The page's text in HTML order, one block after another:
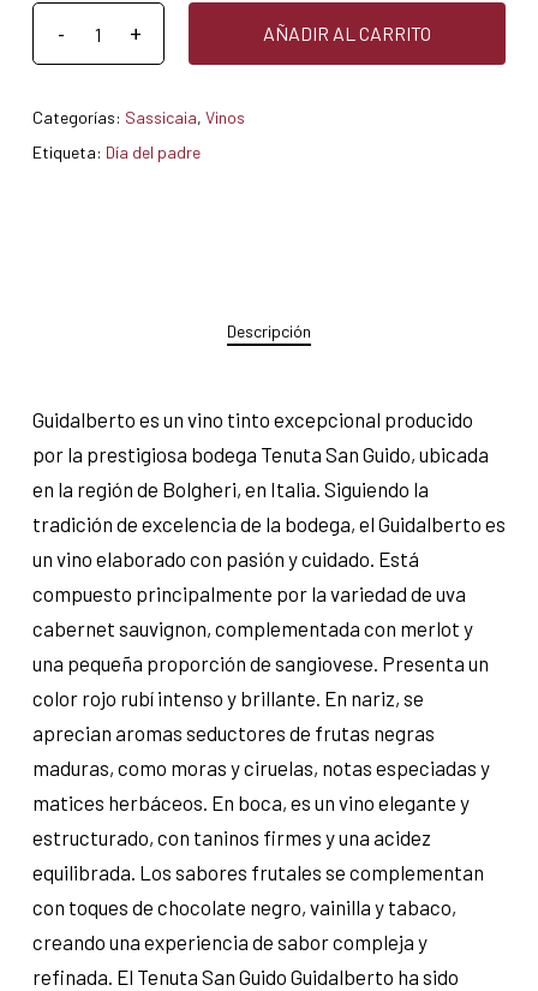
AÑADIR AL CARRITO
Categorías: Sassicaia, Vinos
Etiqueta: Día del padre
Descripción
Guidalberto es un vino tinto excepcional producido
por la prestigiosa bodega Tenuta San Guido, ubicada
en la región de Bolgheri, en Italia. Siguiendo la
tradición de excelencia de la bodega, el Guidalberto es
un vino elaborado con pasión y cuidado. Está
compuesto principalmente por la variedad de uva
cabernet sauvignon, complementada con merlot y
una pequeña proporción de sangiovese. Presenta un
color rojo rubí intenso y brillante. En nariz, se
aprecian aromas seductores de frutas negras
maduras, como moras y ciruelas, notas especiadas y
matices herbáceos. En boca, es un vino elegante y
estructurado, con taninos firmes y una acidez
equilibrada. Los sabores frutales se complementan
con toques de chocolate negro, vainilla y tabaco,
creando una experiencia de sabor compleja y
refinada. El Tenuta San Guido Guidalberto ha sido